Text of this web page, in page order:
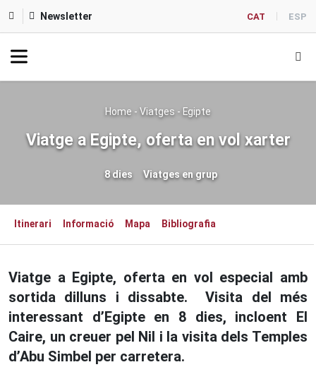
Newsletter CAT ESP
Home - Viatges - Egipte
Viatge a Egipte, oferta en vol xarter
8 dies Viatges en grup
Itinerari Informació Mapa Bibliografia
Viatge a Egipte, oferta en vol especial amb
sortida dilluns i dissabte. Visita del més
interessant d’Egipte en 8 dies, incloent El
Caire, un creuer pel Nil i la visita dels Temples
d’Abu Simbel per carretera.